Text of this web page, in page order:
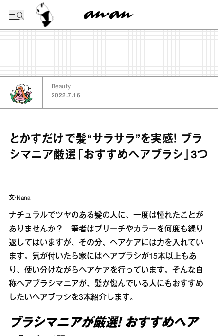
Beauty
2022.7.16
とかすだけで髪“サラサラ”を実感！ ブラ
シマニア厳選「おすすめヘアブラシ」3つ
文・Nana
ナチュラルでツヤのある髪の人に、一度は憧れたことが
ありませんか？ 筆者はブリーチやカラーを何度も繰り
返してはいますが、その分、ヘアケアには力を入れてい
ます。気が付いたら家にはヘアブラシが15本以上もあ
り、使い分けながらヘアケアを行っています。そんな自
称ヘアブラシマニアが、髪が傷んでいる人にもおすすめ
したいヘアブラシを3本紹介します。
ブラシマニアが厳選！ おすすめヘア